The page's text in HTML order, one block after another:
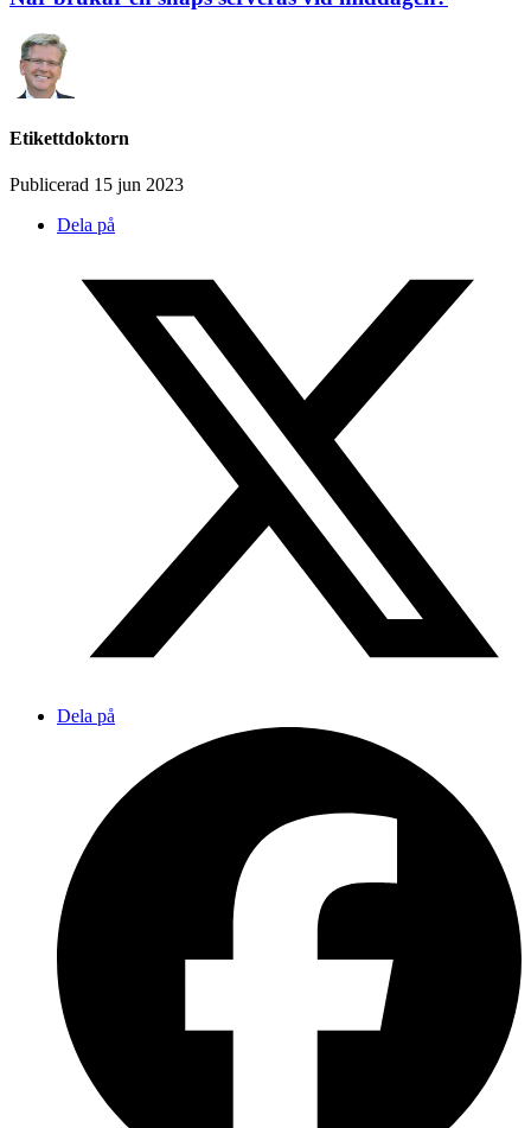
Etikettdoktorn
Publicerad 15 jun 2023
Dela på
Dela på